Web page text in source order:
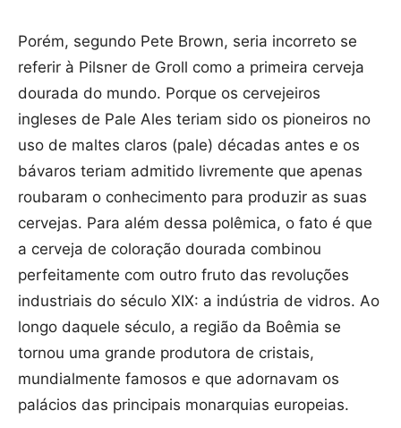
Porém, segundo Pete Brown, seria incorreto se
referir à Pilsner de Groll como a primeira cerveja
dourada do mundo. Porque os cervejeiros
ingleses de Pale Ales teriam sido os pioneiros no
uso de maltes claros (pale) décadas antes e os
bávaros teriam admitido livremente que apenas
roubaram o conhecimento para produzir as suas
cervejas. Para além dessa polêmica, o fato é que
a cerveja de coloração dourada combinou
perfeitamente com outro fruto das revoluções
industriais do século XIX: a indústria de vidros. Ao
longo daquele século, a região da Boêmia se
tornou uma grande produtora de cristais,
mundialmente famosos e que adornavam os
palácios das principais monarquias europeias.